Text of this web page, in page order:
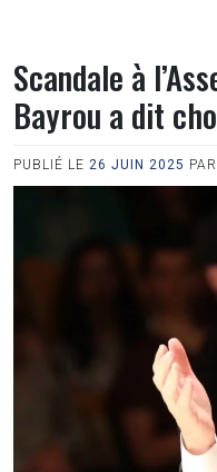
Scandale à
Bayrou a dit
PUBLIÉ LE 26 JUIN 2025 PAR